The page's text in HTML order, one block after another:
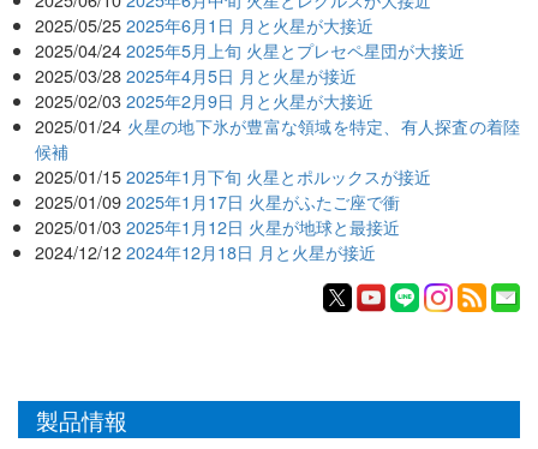
2025/05/25 2025年6月1日 月と火星が大接近
2025/04/24 2025年5月上旬 火星とプレセペ星団が大接近
2025/03/28 2025年4月5日 月と火星が接近
2025/02/03 2025年2月9日 月と火星が大接近
2025/01/24 火星の地下氷が豊富な領域を特定、有人探査の着陸
候補
2025/01/15 2025年1月下旬 火星とポルックスが接近
2025/01/09 2025年1月17日 火星がふたご座で衝
2025/01/03 2025年1月12日 火星が地球と最接近
2024/12/12 2024年12月18日 月と火星が接近
製品情報